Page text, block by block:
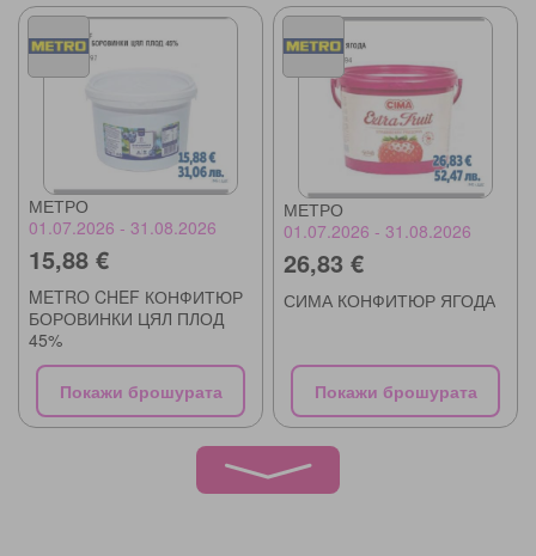
МЕТРО
01.07.2026 - 31.08.2026
15,88 €
METRO CHEF КОНФИТЮР
БОРОВИНКИ ЦЯЛ ПЛОД
45%
Покажи брошурата
МЕТРО
01.07.2026 - 31.08.2026
26,83 €
СИМА КОНФИТЮР ЯГОДА
Покажи брошурата